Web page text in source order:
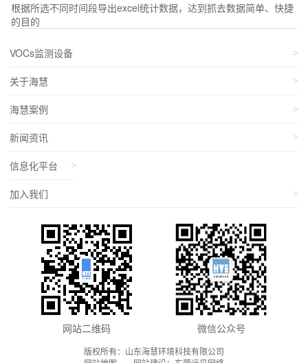
根据所选不同时间段导出excel统计数据，达到抓去数据简单、快捷
的目的
VOCs监测设备
关于海慧
海慧案例
新闻资讯
信息化平台
加入我们
网站二维码 微信公众号
版权所有：山东海慧环境科技有限公司